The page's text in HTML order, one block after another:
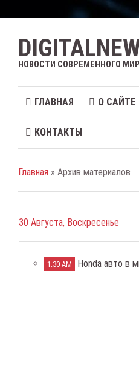
НОВОСТИ СОВРЕМЕННОГО
ГЛАВНАЯ О САЙТЕ
КОНТАКТЫ
Главная » Архив материалов
30 Августа, Воскресенье
1:30 AM Honda авто в